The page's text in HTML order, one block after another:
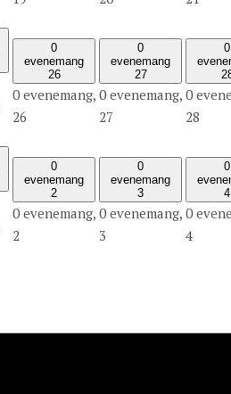
0
evenemang
26
0 evenemang,
26
0
evenemang
27
0 evenemang,
27
0
0
28
0
evenemang
2
0 evenemang,
2
0
evenemang
3
0 evenemang,
3
0
4
0
4